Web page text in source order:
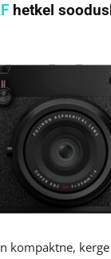
hetkel
kompaktne,